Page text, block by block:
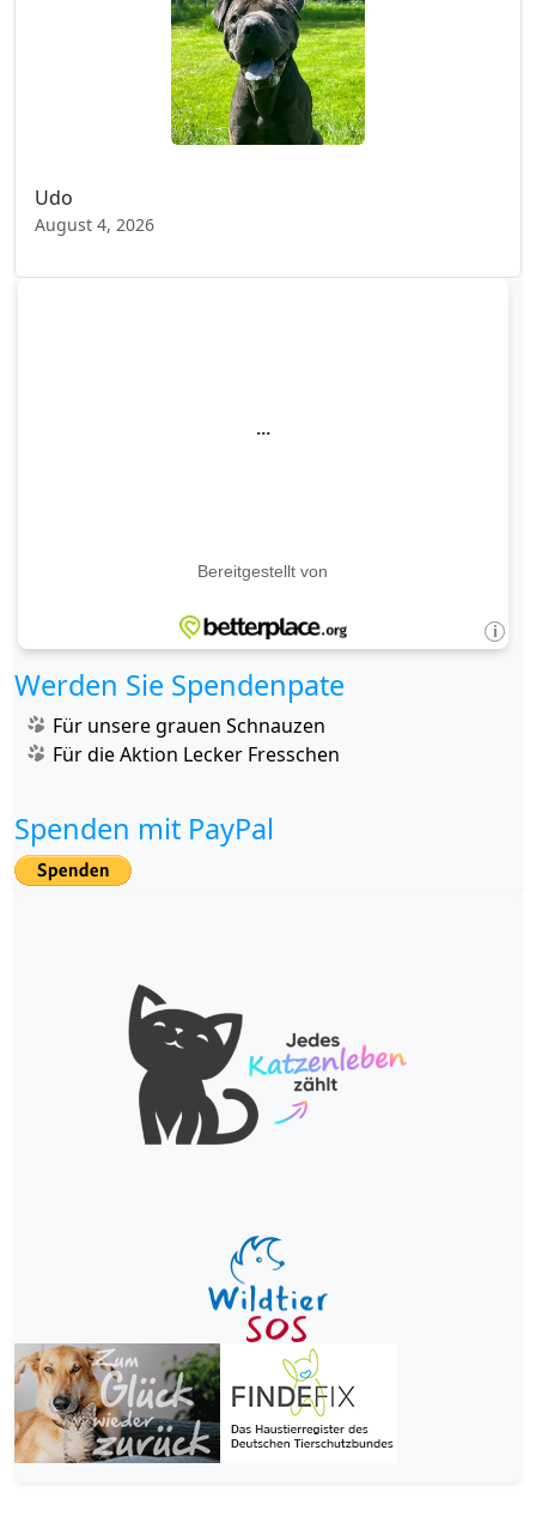
Udo
August 4, 2026
Werden Sie Spendenpate
Für unsere grauen Schnauzen
Für die Aktion Lecker Fresschen
Spenden mit PayPal